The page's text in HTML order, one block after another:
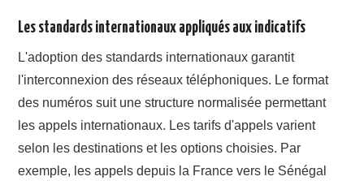
Les standards internationaux appliqués aux indicatifs
L'adoption des standards internationaux garantit
l'interconnexion des réseaux téléphoniques. Le format
des numéros suit une structure normalisée permettant
les appels internationaux. Les tarifs d'appels varient
selon les destinations et les options choisies. Par
exemple, les appels depuis la France vers le Sénégal